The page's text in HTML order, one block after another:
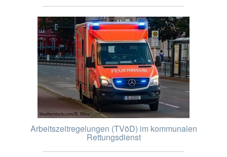
Arbeitszeitregelungen (TVöD) im kommunalen
Rettungsdienst